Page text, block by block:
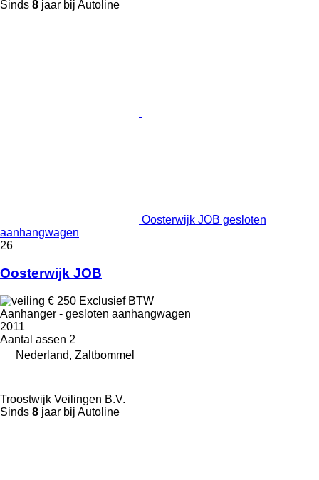
Sinds 8 jaar bij Autoline
Oosterwijk JOB gesloten
aanhangwagen
26
Oosterwijk JOB
€ 250 Exclusief BTW
Aanhanger - gesloten aanhangwagen
2011
Aantal assen 2
Nederland, Zaltbommel
Troostwijk Veilingen B.V.
Sinds 8 jaar bij Autoline